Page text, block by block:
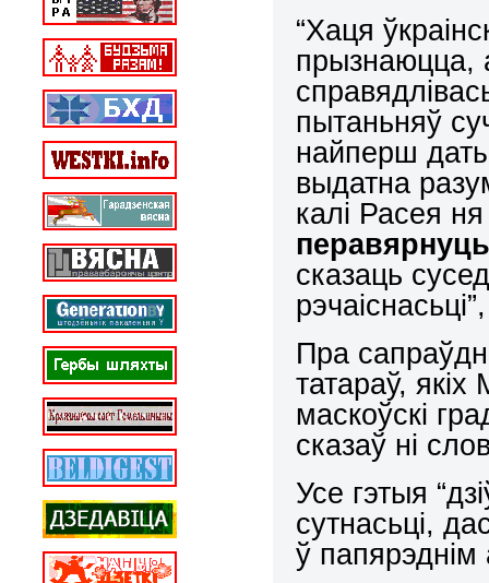
“Хаця
прызнаюцца,
пытаньняў
найперш
выдатна
калі Расея
сказаць
Пра
татараў,
маскоўскі
сказаў ні
Усе гэтыя
сутнасьці,
ў папярэднім